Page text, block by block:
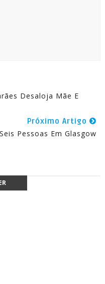
Desaloja Mãe E
Próximo Artigo
Pessoas Em Glasgow